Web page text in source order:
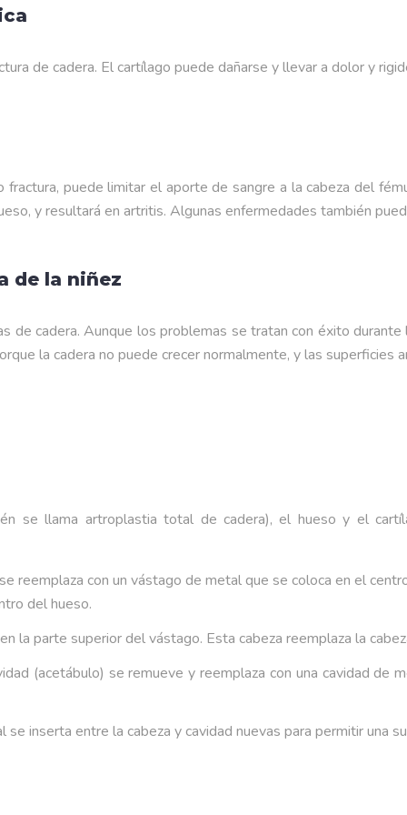
de cadera. El cartílago puede dañarse y llevar a dolor y
fractura, puede limitar el aporte de sangre a la cabeza del
y resultará en artritis. Algunas enfermedades también
de la niñez
de cadera. Aunque los problemas se tratan con éxito
la cadera no puede crecer normalmente, y las superficies
se llama artroplastia total de cadera), el hueso y el
reemplaza con un vástago de metal que se coloca en el
del hueso.
la parte superior del vástago. Esta cabeza reemplaza la
(acetábulo) se remueve y reemplaza con una cavidad de
inserta entre la cabeza y cavidad nuevas para permitir una